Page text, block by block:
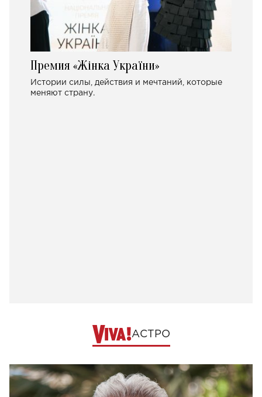
Премия «Жінка України»
Истории силы, действия и мечтаний, которые
меняют страну.
АСТРО